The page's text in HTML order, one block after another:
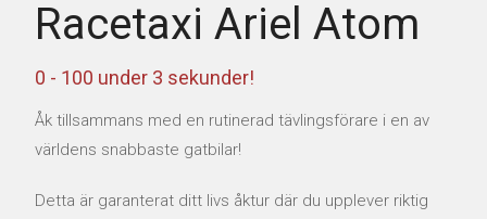
TÄVLA MED OSS
RACING SHOPPEN
BOKA TID
ARIEL SVERIGE
Racetaxi Ariel Atom
0 - 100 under 3 sekunder!
Åk tillsammans med en rutinerad tävlingsförare i en av
världens snabbaste gatbilar!
Detta är garanterat ditt livs åktur där du upplever riktig